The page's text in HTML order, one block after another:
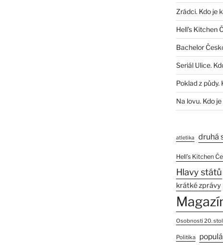
Zrádci. Kdo je
Hell’s Kitchen
Bachelor
Seriál Ulice.
Poklad z půdy.
Na lovu. Kdo
atletika druhá
Hell’s Kitchen
Hlavy států
krátké zprávy
Osobnosti 20.
Politika